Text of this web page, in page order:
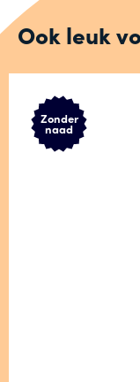
Ook leuk
Zonder
naad